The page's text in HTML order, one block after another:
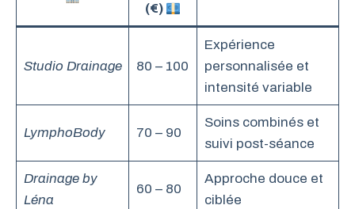
(€)
Studio Drainage 80 – 100
Expérience
personnalisée et
intensité variable
LymphoBody 70 – 90
Soins combinés et
suivi post-séance
Drainage by
Léna
60 – 80
Approche douce et
ciblée